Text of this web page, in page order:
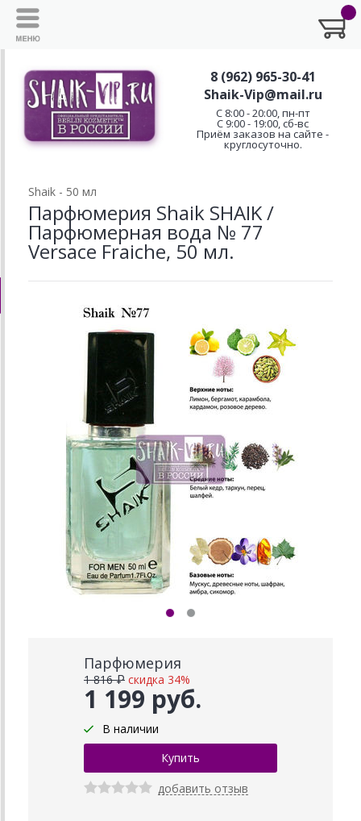
8 (962) 965-30-41
Shaik-Vip@mail.ru
C 8:00 - 20:00, пн-пт
С 9:00 - 19:00, сб-вс
Приём заказов на сайте -
круглосуточно.
Shaik - 50 мл
Парфюмерия Shaik SHAIK /
Парфюмерная вода № 77
Versace Fraiche, 50 мл.
Парфюмерия
1 199 руб.
1 816 ₽ скидка 34%
В наличии
добавить отзыв